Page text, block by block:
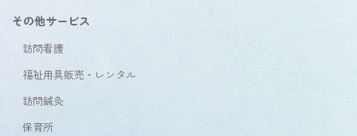
その他サービス
訪問看護
福祉用具販売・レンタル
訪問鍼灸
保育所